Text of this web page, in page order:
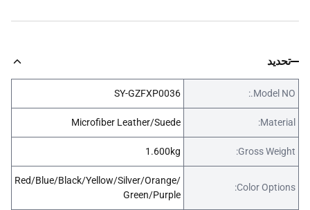
تحديد
Model NO.:
SY-GZFXP0036
Material:
Microfiber Leather/Suede
Gross Weight:
1.600kg
Color Options:
Red/Blue/Black/Yellow/Silver/Orange/
Green/Purple